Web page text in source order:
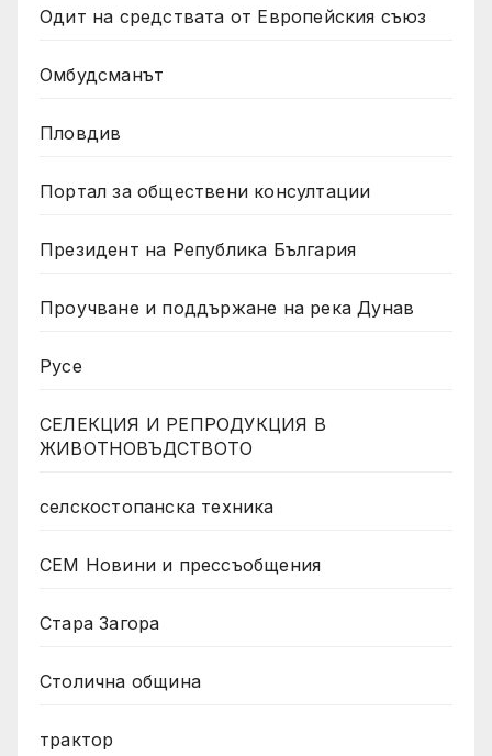
Одит на средствата от Европейския съюз
Омбудсманът
Пловдив
Портал за обществени консултации
Президент на Република България
Проучване и поддържане на река Дунав
Русе
СЕЛЕКЦИЯ И РЕПРОДУКЦИЯ В
ЖИВОТНОВЪДСТВОТО
селскостопанска техника
СЕМ Новини и прессъобщения
Стара Загора
Столична община
трактор